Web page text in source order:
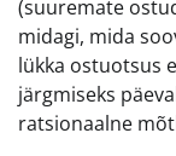
(suuremate
midagi, mida
lükka ostuotsus
järgmiseks
ratsionaalne